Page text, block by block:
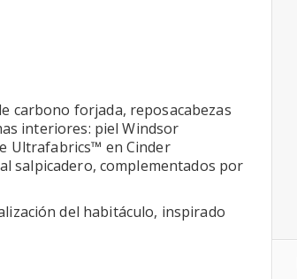
carbono forjada, reposacabezas
interiores: piel Windsor
Ultrafabrics™ en Cinder
salpicadero, complementados por
del habitáculo, inspirado